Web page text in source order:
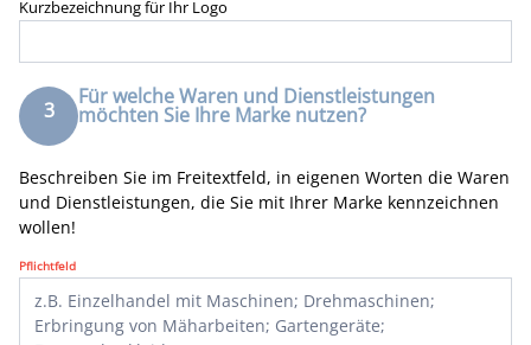
Kurzbezeichnung für Ihr Logo
3
Für welche Waren und Dienstleistungen
möchten Sie Ihre Marke nutzen?
Beschreiben Sie im Freitextfeld, in eigenen Worten die Waren
und Dienstleistungen, die Sie mit Ihrer Marke kennzeichnen
wollen!
Pflichtfeld